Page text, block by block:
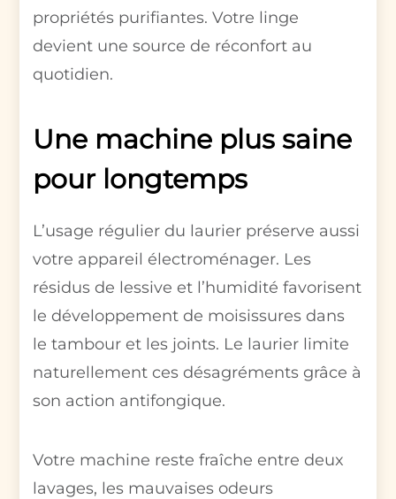
propriétés purifiantes. Votre linge
devient une source de réconfort au
quotidien.
Une machine plus saine
pour longtemps
L’usage régulier du laurier préserve aussi
votre appareil électroménager. Les
résidus de lessive et l’humidité favorisent
le développement de moisissures dans
le tambour et les joints. Le laurier limite
naturellement ces désagréments grâce à
son action antifongique.
Votre machine reste fraîche entre deux
lavages, les mauvaises odeurs